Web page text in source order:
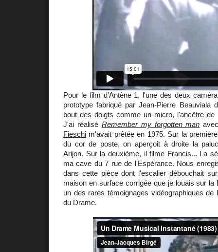
Pour le film d'Antène 1, l'une des deux
prototype fabriqué par Jean-Pierre Beauviala
bout des doigts comme un micro, l'ancêtre
J'ai réalisé Remember my forgotten man
Fieschi m'avait prêtée en 1975. Sur la
du cor de poste, on aperçoit à droite la
Arijon. Sur la deuxième, il filme Francis... La
ma cave du 7 rue de l'Espérance. Nous
dans cette pièce dont l'escalier débouchait
maison en surface corrigée que je louais sur la
un des rares témoignages vidéographiques de
du Drame.